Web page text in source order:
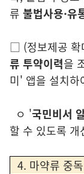
류 불법사용·유
□ (정보제공 확
류 투약이력을
미' 앱을 설치하
ㅇ '국민비서
할 수 있도록 개
4. 마약류 중